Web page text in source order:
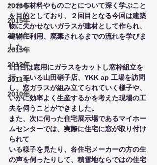
2016年
2015年
2014年
2013年
2012年
2011年
2010年
つわる材料やものごとについて深く学ぶこと
を目的としており、２回目となる今回は建築
物に欠かせないガラスが建材として作られ、
建物に利用、廃棄されるまでの流れを学びま
した。
1日目は窓用にガラスをカットし窓枠組立を
行っている山田硝子店、YKK ap 工場を訪問
し、窓ガラスが組み立てられていく様子や、
いかに効率よく生産するかを考えた現場の工
夫を伺うことができました。
また、次に伺った住宅展示場であるマイホー
ムセンターでは、実際に住宅に窓が取り付け
られて
いる様子を見たり、各住宅メーカーの方の生
の声を伺ったりして、積雪地ならではの住宅